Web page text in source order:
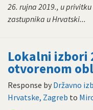
26. rujna 2019., u
zastupnika u Hrvatski...
Lokalni izbori
otvorenom
Response by Državno
Hrvatske, Zagreb to